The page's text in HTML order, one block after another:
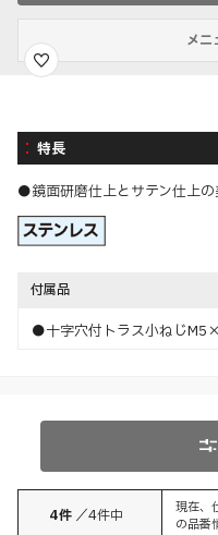
メニ
特長
●鏡面研磨仕上とサテン仕上の
付属品
●十字穴付トラス小ねじ
4件 ／4件中
現在、
の品番